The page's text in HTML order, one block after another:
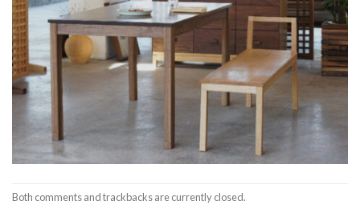
Both comments and trackbacks are currently closed.